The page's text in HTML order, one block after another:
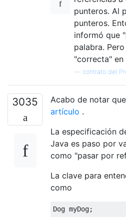
punteros. Al
punteros.
informó que
palabra.
"correcta" en
contrato del
3035 Acabo de notar
artículo .
La especificación
Java es paso por
como "pasar por
La clave para
como
Dog myDog;